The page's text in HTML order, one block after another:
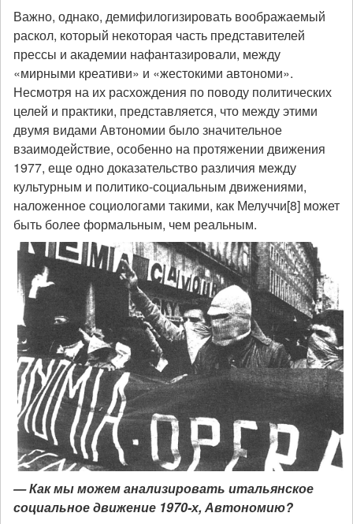
Важно, однако, демифилогизировать воображаемый
раскол, который некоторая часть представителей
прессы и академии нафантазировали, между
«мирными креативи» и «жестокими автономи».
Несмотря на их расхождения по поводу политических
целей и практики, представляется, что между этими
двумя видами Автономии было значительное
взаимодействие, особенно на протяжении движения
1977, еще одно доказательство различия между
культурным и политико-социальным движениями,
наложенное социологами такими, как Мелуччи[8] может
быть более формальным, чем реальным.
— Как мы можем анализировать итальянское
социальное движение 1970-х, Автономию?